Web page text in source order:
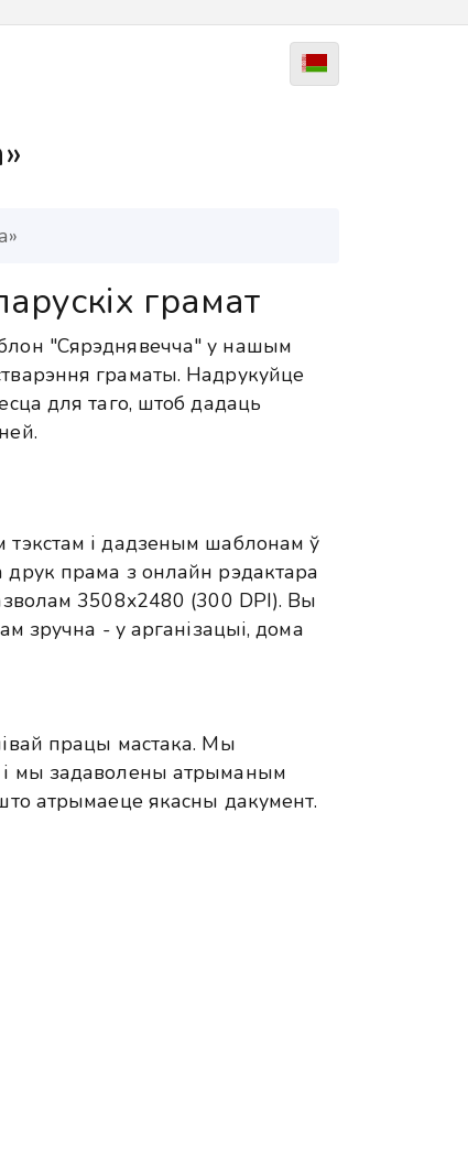
грамат
"Сярэднявечча" у нашым
граматы. Надрукуйце
для таго, штоб дадаць
і дадзеным шаблонам ў
прама з онлайн рэдактара
3508x2480 (300 DPI). Вы
зручна - у арганізацыі, дома
працы мастака. Мы
мы задаволены атрыманым
атрымаеце якасны дакумент.